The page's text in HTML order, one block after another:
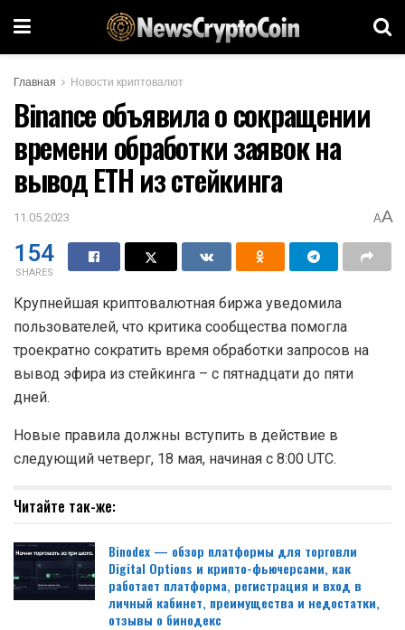
Главная Новости криптовалют
Binance объявила о сокращении
времени обработки заявок на
вывод ETH из стейкинга
11.05.2023 AA
154
SHARES
Крупнейшая криптовалютная биржа уведомила
пользователей, что критика сообщества помогла
троекратно сократить время обработки запросов на
вывод эфира из стейкинга – с пятнадцати до пяти
дней.
Новые правила должны вступить в действие в
следующий четверг, 18 мая, начиная с 8:00 UTC.
Читайте так-же:
Binodex — обзор платформы для торговли
Digital Options и крипто-фьючерсами, как
работает платформа, регистрация и вход в
личный кабинет, преимущества и недостатки,
отзывы о бинодекс